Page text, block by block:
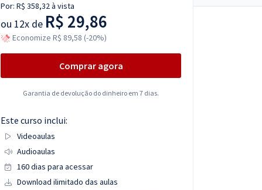
Por: R$ 358,32à vista
ou 12x de R$ 29,86
Economize R$ 89,58 (-20%)
Comprar agora
Garantia de devolução do dinheiro em 7 dias.
Este curso inclui:
Videoaulas
Audioaulas
160 dias para acessar
Download ilimitado das aulas